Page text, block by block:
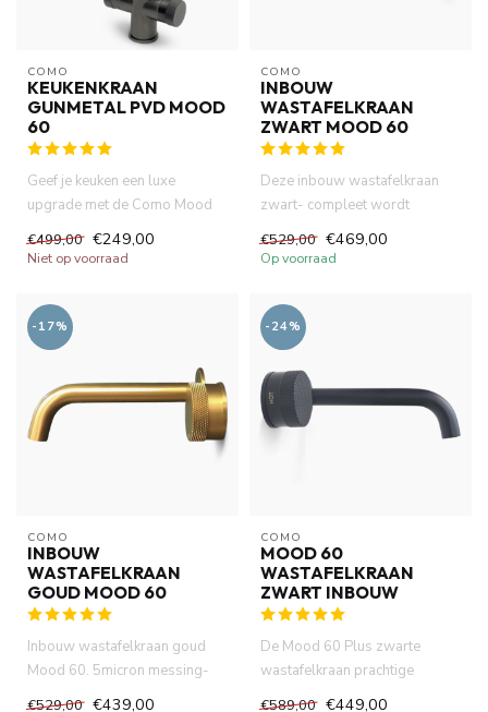
COMO
KEUKENKRAAN
GUNMETAL PVD MOOD
60
Geef je keuken een luxe
upgrade met de Como Mood
Dez...
€499,00 €249,00
Niet op voorraad
COMO
INBOUW
WASTAFELKRAAN
ZWART MOOD 60
Deze inbouw wastafelkraan
zwart- compleet wordt
Perf...
€529,00 €469,00
Op voorraad
-17%
COMO
INBOUW
WASTAFELKRAAN
GOUD MOOD 60
Inbouw wastafelkraan goud
Mood 60. 5micron messing-
€529,00 €439,00
-24%
COMO
MOOD 60
WASTAFELKRAAN
ZWART INBOUW
De Mood 60 Plus zwarte
wastafelkraan prachtige
€589,00 €449,00